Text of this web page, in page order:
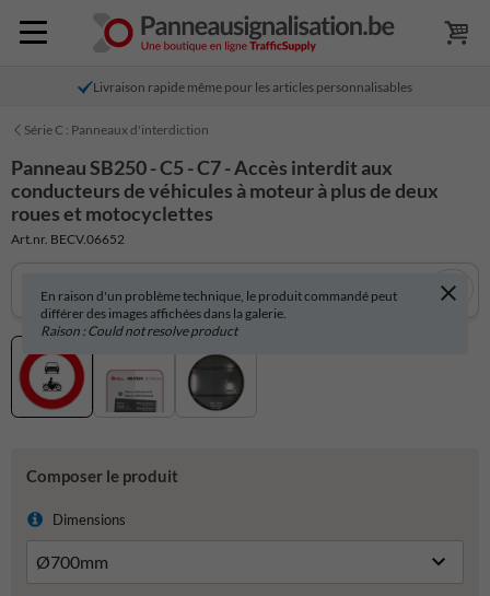
Livraison rapide même pour les articles personnalisables
Série C : Panneaux d'interdiction
Panneau SB250 - C5 - C7 - Accès interdit aux
conducteurs de véhicules à moteur à plus de deux
roues et motocyclettes
Art.nr. BECV.06652
En raison d'un problème technique, le produit commandé peut
différer des images affichées dans la galerie.
Raison : Could not resolve product
Composer le produit
Dimensions